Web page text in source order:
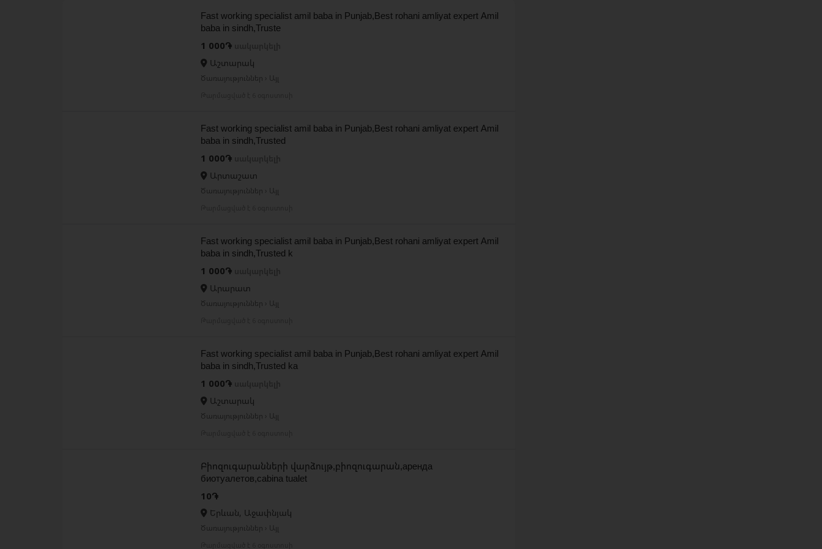
Fast working specialist amil baba in Punjab,Best rohani amliyat expert Amil
baba in sindh,Truste
1 000֏
Աշտարակ
Ծառայություններ › Այլ
Fast working specialist amil baba in Punjab,Best rohani amliyat expert Amil
baba in sindh,Trusted
1 000֏
Արտաշատ
Ծառայություններ › Այլ
Fast working specialist amil baba in Punjab,Best rohani amliyat expert Amil
baba in sindh,Trusted k
1 000֏
Արարատ
Ծառայություններ › Այլ
Fast working specialist amil baba in Punjab,Best rohani amliyat expert Amil
baba in sindh,Trusted ka
1 000֏
Աշտարակ
Ծառայություններ › Այլ
Բիոզուգարանների վարձույթ,բիոզուգարան,аренда
биотуалетов,cabina tualet
10֏
Երևան, Աջափնյակ
Ծառայություններ › Այլ